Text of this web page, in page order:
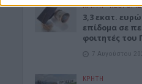
ΚΡΗΤΗ • ΝΕΟΙ
3,3 εκατ.
επίδομα σε
φοιτητές του
7 Αυγούστου
ΚΡΗΤΗ